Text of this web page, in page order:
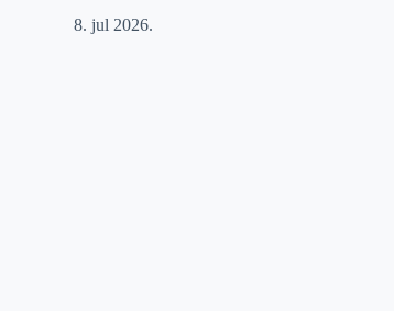
8. jul 2026.